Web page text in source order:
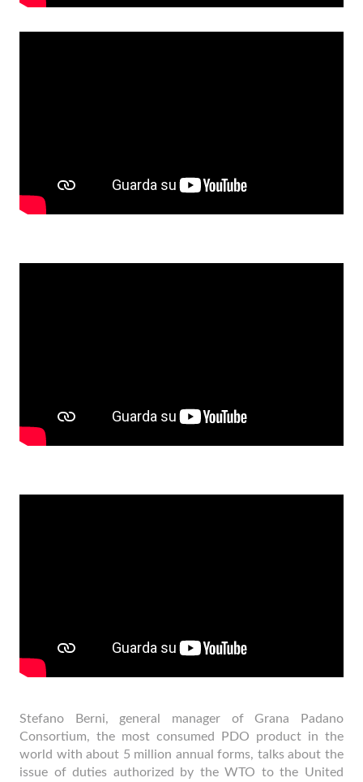
Stefano Berni, general manager of Grana Padano
Consortium, the most consumed PDO product in the
world with about 5 million annual forms, talks about the
issue of duties authorized by the WTO to the United